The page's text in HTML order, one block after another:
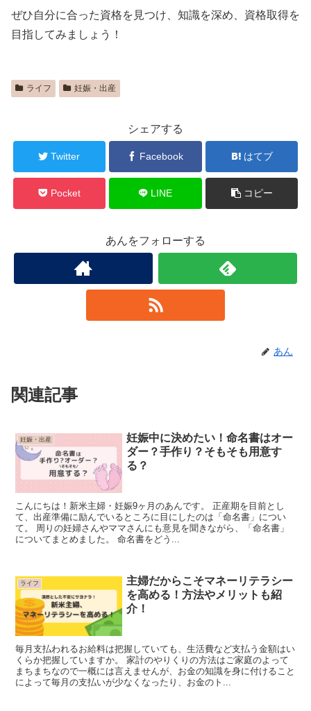
ぜひ自分に合った資格を見つけ、知識を深め、資格取得を
目指してみましょう！
ライフ 妊娠・出産
シェアする
Twitter Facebook はてブ
Pocket LINE コピー
あんをフォローする
あん
関連記事
妊娠・出産
妊娠中に決めたい！命名書はオー
ダー？手作り？そもそも用意す
る？
こんにちは！新米主婦・妊娠9ヶ月のあんです。 正産期を目前とし
て、出産準備に励んでいるところに目にしたのは「命名書」につい
て。 周りの妊婦さんやママさんにも意見を聞きながら、「命名書」
についてまとめました。 命名書をどう...
ライフ
主婦だからこそマネーリテラシー
を高める！方法やメリットも紹
介！
毎月支払われるお給料は把握していても、生活費など支払う金額はい
くらか把握していますか。 家計のやりくりの方法はご家庭のよって
まちまちなので一概には言えませんが、お金の知識を身に付けること
によって毎月の支払いが少なくなったり、お金のト...